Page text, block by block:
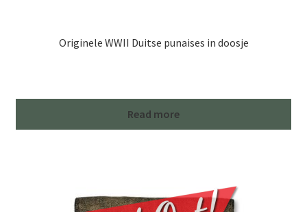
Originele WWII Duitse punaises in doosje
Read more